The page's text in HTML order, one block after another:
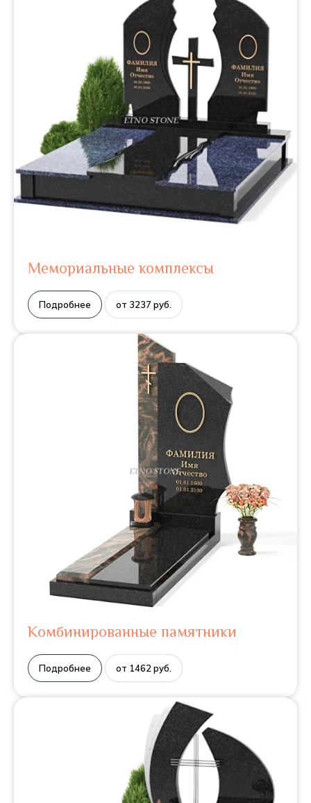
Мемориальные комплексы
Подробнее от 3237 руб.
Комбинированные памятники
Подробнее от 1462 руб.